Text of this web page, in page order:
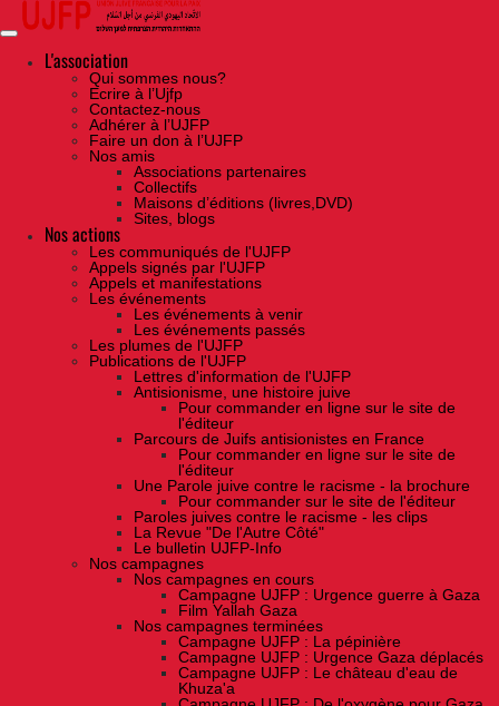
Skip
the
contentL'association
Qui sommes nous?
Ecrire à l’Ujfp
Contactez-nous
Adhérer à l’UJFP
Faire un don à l’UJFP
Nos amis
Associations partenaires
Collectifs
Maisons d’éditions (livres,DVD)
Sites, blogs
Nos actions
Les communiqués de l'UJFP
Appels signés par l'UJFP
Appels et manifestations
Les événements
Les événements à venir
Les événements passés
Les plumes de l'UJFP
Publications de l'UJFP
Lettres d'information de l'UJFP
Antisionisme, une histoire juive
Pour commander en ligne sur le site de
l'éditeur
Parcours de Juifs antisionistes en France
Pour commander en ligne sur le site de
l'éditeur
Une Parole juive contre le racisme - la brochure
Pour commander sur le site de l'éditeur
Paroles juives contre le racisme - les clips
La Revue "De l'Autre Côté"
Le bulletin UJFP-Info
Nos campagnes
Nos campagnes en cours
Campagne UJFP : Urgence guerre à Gaza
Film Yallah Gaza
Nos campagnes terminées
Campagne UJFP : La pépinière
Campagne UJFP : Urgence Gaza déplacés
Campagne UJFP : Le château d'eau de
Khuza'a